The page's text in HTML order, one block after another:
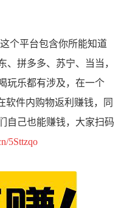
个平台包含你所能知道
、拼多多、苏宁、当当，
玩乐都有涉及，在一个
软件内购物返利赚钱，同
自己也能赚钱，大家扫码
5Sttzqo